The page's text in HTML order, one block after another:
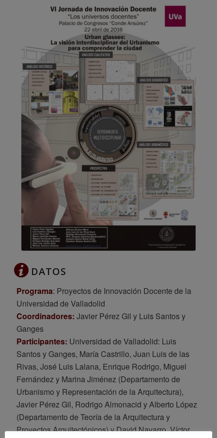
Póster de la VI Jornada de
Innovación Docente de la UVa
(2016)
DATOS
Programa: Proyectos de Innovación Docente de la
Universidad de Valladolid
Coordinadores: Javier Pérez Gil y Luis Santos y
Ganges
Participantes: Universidad de Valladolid: Luis
Santos y Ganges, María Castrillo, Juan Luis de las
Rivas, José Luis Lalana, Enrique Rodrigo, Miguel
Fernández y Marina Jiménez (Departamento de
Urbanismo y Representación de la Arquitectura),
Javier Pérez Gil, Rodrigo Almonacid y Alberto López
(Departamento de Teoría de la Arquitectura y
Proyectos Arquitectónicos) y David Navarro, Víctor